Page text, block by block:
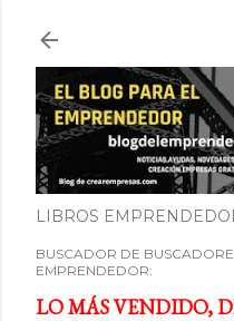
LIBROS
BUSCADOR DE
EMPRENDEDOR:
LO MÁS VENDIDO,